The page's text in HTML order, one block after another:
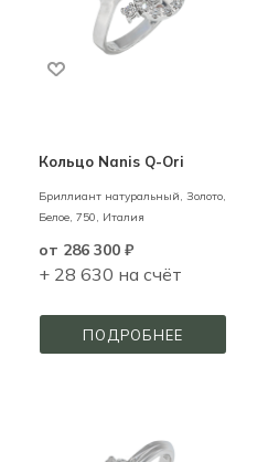
Кольцо Nanis Q-Ori
Бриллиант натуральный, Золото,
Белое, 750, Италия
от 286 300 ₽
+ 28 630 на счёт
ПОДРОБНЕЕ